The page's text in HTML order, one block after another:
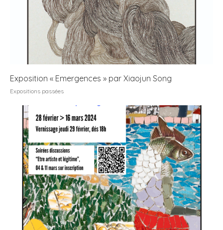
Exposition « Emergences » par Xiaojun Song
Expositions passées